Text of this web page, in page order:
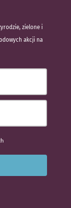
zielone i
akcji na